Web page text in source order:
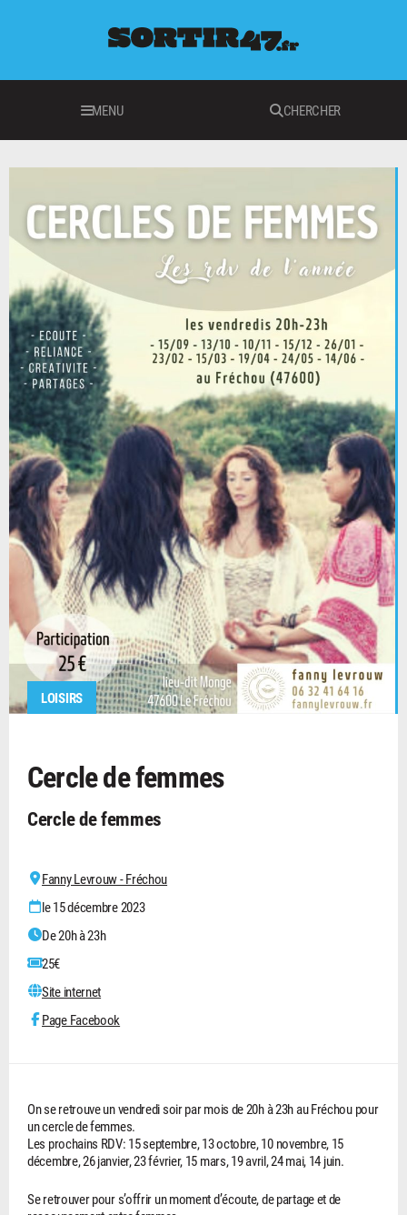
MENU CHERCHER
LOISIRS
Cercle de femmes
Cercle de femmes
Fanny Levrouw - Fréchou
le 15 décembre 2023
De 20h à 23h
25€
Site internet
Page Facebook
On se retrouve un vendredi soir par mois de 20h à 23h au Fréchou pour
un cercle de femmes.
Les prochains RDV: 15 septembre, 13 octobre, 10 novembre, 15
décembre, 26 janvier, 23 février, 15 mars, 19 avril, 24 mai, 14 juin.
Se retrouver pour s’offrir un moment d’écoute, de partage et de